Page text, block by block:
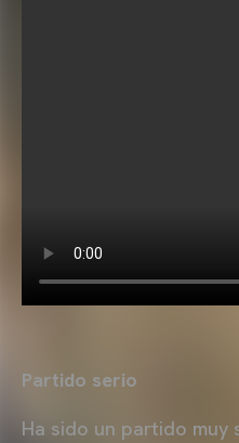
Partido serio
Ha sido un partido muy